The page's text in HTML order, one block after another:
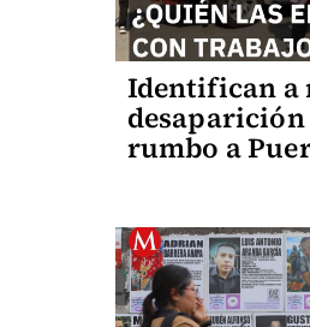
Identifican a
desaparición
rumbo a